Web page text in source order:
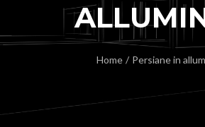
Home / Persiane in